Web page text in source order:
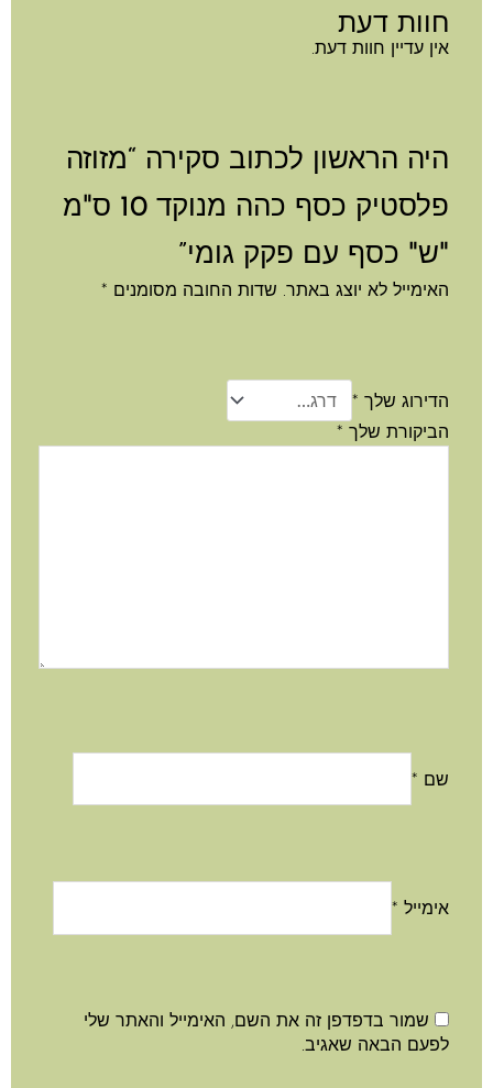
חוות דעת
אין עדיין חוות דעת.
היה הראשון לכתוב סקירה “מזוזה
פלסטיק כסף כהה מנוקד 10 ס"מ
"ש" כסף עם פקק גומי”
האימייל לא יוצג באתר. שדות החובה מסומנים *
הדירוג שלך *
הביקורת שלך *
שם *
אימייל *
שמור בדפדפן זה את השם, האימייל והאתר שלי
לפעם הבאה שאגיב.